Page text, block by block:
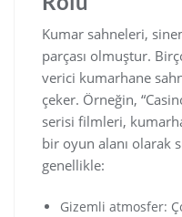
Kumar sahneleri,
parçası olmuştur.
verici kumarhane
çeker. Örneğin,
serisi filmleri,
bir oyun alanı olarak
genellikle:
Gizemli atmosfer: